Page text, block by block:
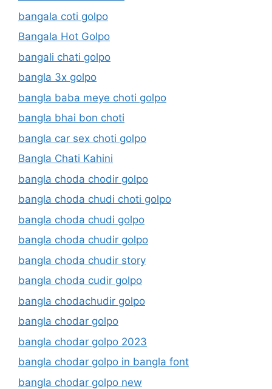
bangala coti golpo
Bangala Hot Golpo
bangali chati golpo
bangla 3x golpo
bangla baba meye choti golpo
bangla bhai bon choti
bangla car sex choti golpo
Bangla Chati Kahini
bangla choda chodir golpo
bangla choda chudi choti golpo
bangla choda chudi golpo
bangla choda chudir golpo
bangla choda chudir story
bangla choda cudir golpo
bangla chodachudir golpo
bangla chodar golpo
bangla chodar golpo 2023
bangla chodar golpo in bangla font
bangla chodar golpo new